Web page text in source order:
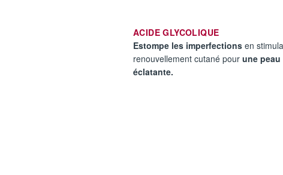
ACIDE GLYCOLIQUE
Estompe les imperfections en
renouvellement cutané pour une
éclatante.